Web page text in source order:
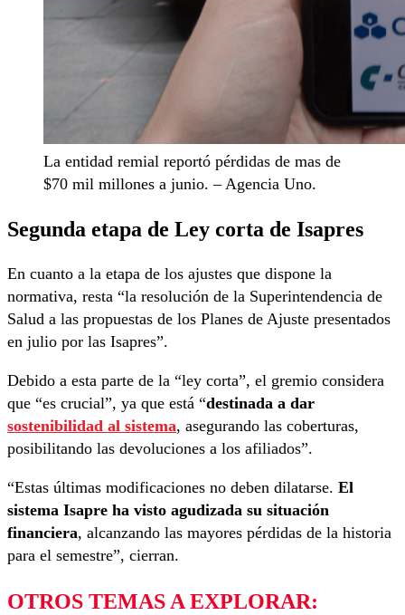
La entidad remial reportó pérdidas de mas de
$70 mil millones a junio. – Agencia Uno.
Segunda etapa de Ley corta de Isapres
En cuanto a la etapa de los ajustes que dispone la
normativa, resta “la resolución de la Superintendencia de
Salud a las propuestas de los Planes de Ajuste presentados
en julio por las Isapres”.
Debido a esta parte de la “ley corta”, el gremio considera
que “es crucial”, ya que está “destinada a dar
sostenibilidad al sistema, asegurando las coberturas,
posibilitando las devoluciones a los afiliados”.
“Estas últimas modificaciones no deben dilatarse. El
sistema Isapre ha visto agudizada su situación
financiera, alcanzando las mayores pérdidas de la historia
para el semestre”, cierran.
OTROS TEMAS A EXPLORAR: